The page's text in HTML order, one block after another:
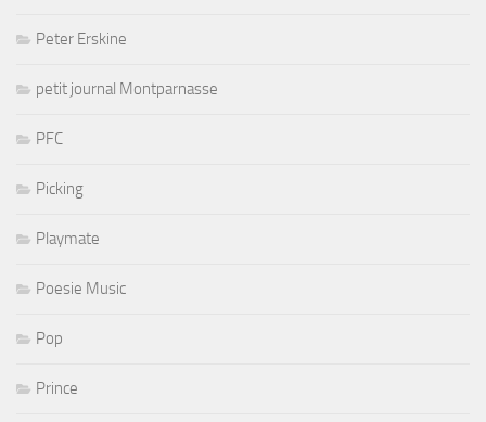
Peter Erskine
petit journal Montparnasse
PFC
Picking
Playmate
Poesie Music
Pop
Prince